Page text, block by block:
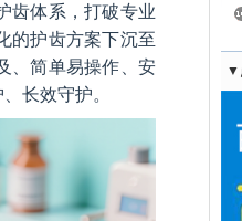
齿体系，打破专业
的护齿方案下沉至
、简单易操作、安
长效守护。
▼